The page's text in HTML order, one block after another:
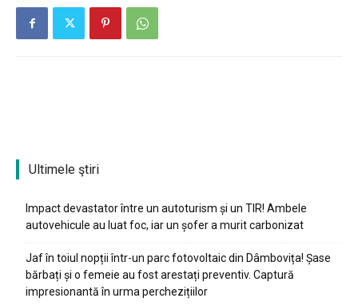
Ultimele ştiri
Impact devastator între un autoturism și un TIR! Ambele
autovehicule au luat foc, iar un șofer a murit carbonizat
Jaf în toiul nopții într-un parc fotovoltaic din Dâmbovița! Șase
bărbați și o femeie au fost arestați preventiv. Captură
impresionantă în urma perchezițiilor